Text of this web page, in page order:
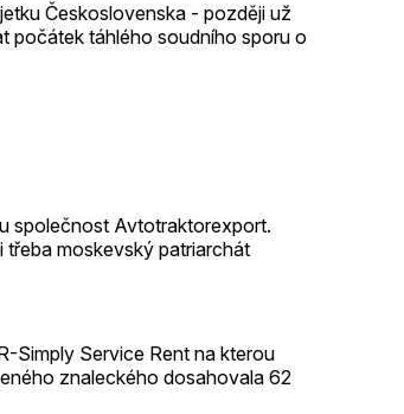
Československa - později už
počátek táhlého soudního sporu o
společnost Avtotraktorexport.
třeba moskevský patriarchát
Simply Service Rent na kterou
znaleckého dosahovala 62